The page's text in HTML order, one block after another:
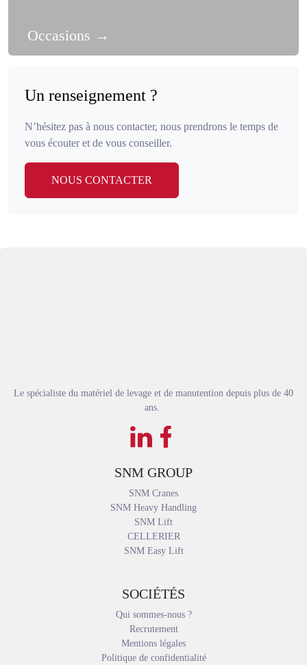
Occasions →
Un renseignement ?
N’hésitez pas à nous contacter, nous prendrons le temps de
vous écouter et de vous conseiller.
NOUS CONTACTER
Le spécialiste du matériel de levage et de manutention depuis plus de 40
ans.
SNM GROUP
SNM Cranes
SNM Heavy Handling
SNM Lift
CELLERIER
SNM Easy Lift
SOCIÉTÉS
Qui sommes-nous ?
Recrutement
Mentions légales
Politique de confidentialité